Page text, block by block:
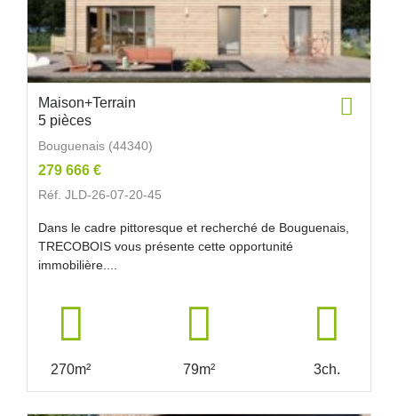
Maison+Terrain
5 pièces
Bouguenais (44340)
279 666 €
Réf. JLD-26-07-20-45
Dans le cadre pittoresque et recherché de Bouguenais,
TRECOBOIS vous présente cette opportunité
immobilière....
270m² 79m² 3ch.